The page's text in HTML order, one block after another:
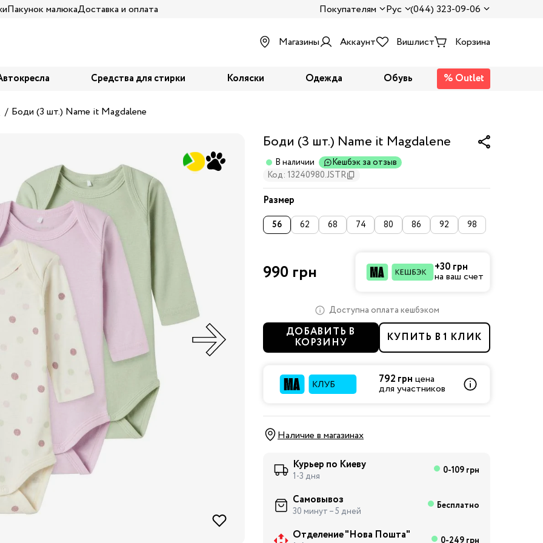
Пакунок малюкаДоставка и оплата Покупателям Рус (044) 323-09-06
Магазины Аккаунт Вишлист Корзина
Средства для стирки Коляски Одежда Обувь % Outlet
Боди (3 шт.) Name it Magdalene
Боди (3 шт.) Name it Magdalene
В наличии
Кешбэк за отзыв
Код: 13240980.JSTR
Размер
56 62 68 74 80 86 92 98
990 грн +30 грн
на ваш счет
Доступна оплата кешбэком
ДОБАВИТЬ В
КОРЗИНУ КУПИТЬ В 1 КЛИК
792 грн цена
для участников
Наличие в магазинах
Курьер по Киеву
1-3 дня 0-109 грн
Самовывоз
30 минут – 5 дней Бесплатно
Отделение "Нова Пошта" 0-249 грн